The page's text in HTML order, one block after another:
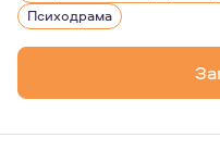
Я смогла пережить
Я считаю, что важно
Психодрама